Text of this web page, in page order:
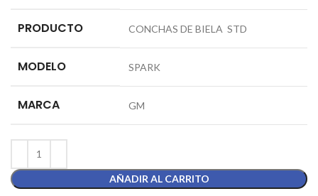
PRODUCTO CONCHAS DE BIELA STD
MODELO SPARK
MARCA GM
AÑADIR AL CARRITO